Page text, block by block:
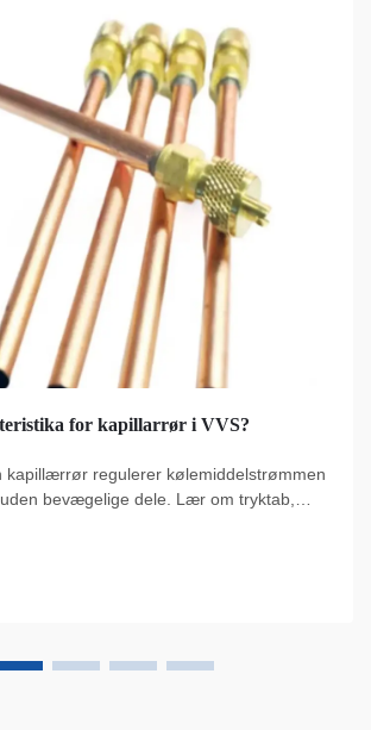
for kapillarrør i VVS?
kapillærrør regulerer kølemiddelstrømmen
bevægelige dele. Lær om tryktab,